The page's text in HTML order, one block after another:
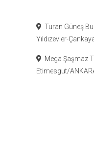
Turan Güneş
Yıldızevler-
Mega Şaşmaz
Etimesgut/